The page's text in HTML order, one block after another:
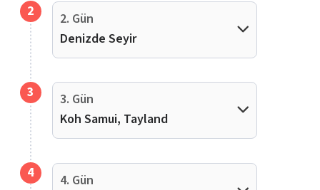
2
2. Gün
Denizde Seyir
3
3. Gün
Koh Samui, Tayland
4
4. Gün